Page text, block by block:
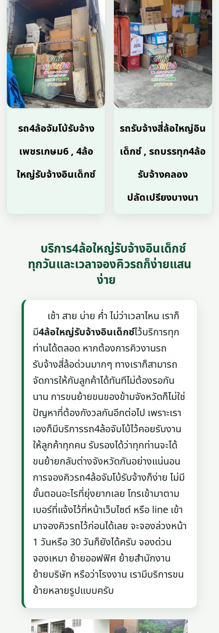
รถ4ล้อจัมโบ้รับจ้าง
เพชรเกษม6 , 4ล้อ
ใหญ่รับจ้างอินเด็กซ์
รถรับจ้างสี่ล้อใหญ่อิน
เด็กซ์ , รถบรรทุก4ล้อ
รับจ้างคลอง
ปลัดเปรียงบางนา
บริการ4ล้อใหญ่รับจ้างอินเด็กซ์
ทุกวันและเวลาจองคิวรถก็ง่ายแสน
ง่าย
เช้า สาย บ่าย ค่ำ ไม่ว่าเวลาไหน เราก็
มี4ล้อใหญ่รับจ้างอินเด็กซ์ไว้บริการทุก
ท่านได้ตลอด หากต้องการคิวงานรถ
รับจ้างสี่ล้อด่วนมากๆ ทางเราก็สามารถ
จัดการให้กับลูกค้าได้ทันทีไม่ต้องรอกัน
นาน การขนย้ายขนของข้ามจังหวัดก็ไม่ใช่
ปัญหาที่ต้องกังวลกันอีกต่อไป เพราะเรา
เองก็มีบริการรถ4ล้อจับโบ้ไว้คอยรับงาน
ให้ลูกค้าทุกคน รับรองได้ว่าทุกท่านจะได้
ขนย้ายกลับต่างจังหวัดกันอย่างแน่นอน
การจองคิวรถ4ล้อจัมโบ้รับจ้างก็ง่าย ไม่มี
ขั้นตอนอะไรที่ยุ่งยากเลย โทรเข้ามาตาม
เบอร์ที่แจ้งไว้ที่หน้าเว็บไซต์ หรือ line เข้า
มาจองคิวรถไว้ก่อนได้เลย จะจองล่วงหน้า
1 วันหรือ 30 วันก็ยังได้ครับ จองด่วน
จองเหมา ย้ายออฟฟิศ ย้ายสำนักงาน
ย้ายบริษัท หรือว่าโรงงาน เรามีบริการขน
ย้ายหลายรูปแบบครับ